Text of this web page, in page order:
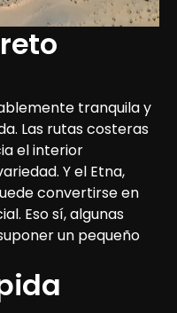
tranquila y
Las rutas costeras
el interior
Y el Etna,
convertirse en
Eso sí, algunas
un pequeño